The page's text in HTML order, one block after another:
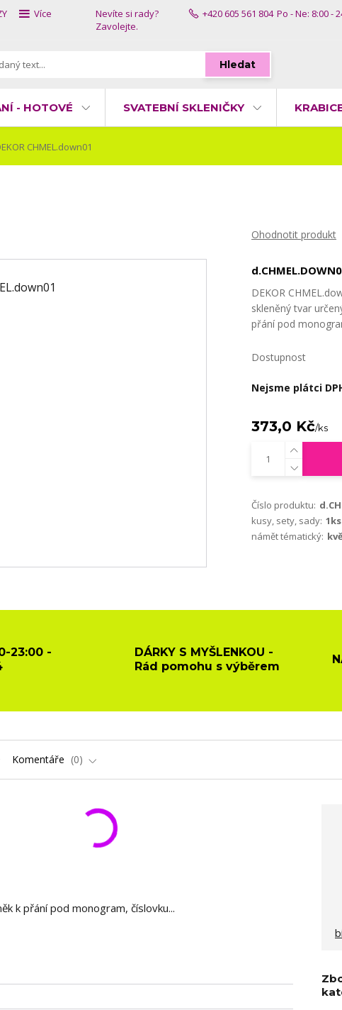
Více
Hledat
Nevíte si rady?
Zavolejte.
+420 605 561 804 Po - Ne: 8:00 -
- HOTOVÉ SVATEBNÍ SKLENIČKY
CHMEL.down01
Ohodnotit produkt
DEKOR
skleněný tvar
přání pod
Dostupnost
Nejsme plátci
373,0 Kč/ks
Číslo produktu:
kusy, sety, sady: 1ks
námět tématický:
23:00 -
DÁRKY S MYŠLENKOU -
Rád pomohu s výběrem
Komentáře 0
k přání pod monogram, číslovku...